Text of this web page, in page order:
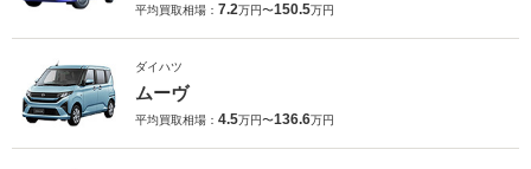
平均買取相場： 7.2万円〜150.5万円
ダイハツ
ムーヴ
平均買取相場： 4.5万円〜136.6万円